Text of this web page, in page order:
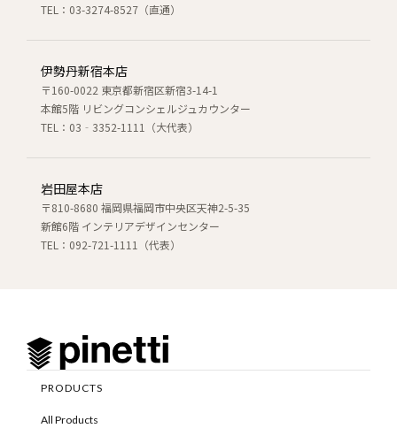
TEL：03-3274-8527（直通）
伊勢丹新宿本店
〒160-0022 東京都新宿区新宿3-14-1
本館5階 リビングコンシェルジュカウンター
TEL：03‐3352-1111（大代表）
岩田屋本店
〒810-8680 福岡県福岡市中央区天神2-5-35
新館6階 インテリアデザインセンター
TEL：092-721-1111（代表）
PRODUCTS
All Products